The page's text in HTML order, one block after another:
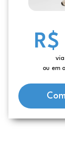
R$
ou em